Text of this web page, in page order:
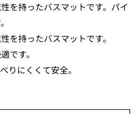
を持ったバスマットです。パイ
を持ったバスマットです。
です。
りにくくて安全。